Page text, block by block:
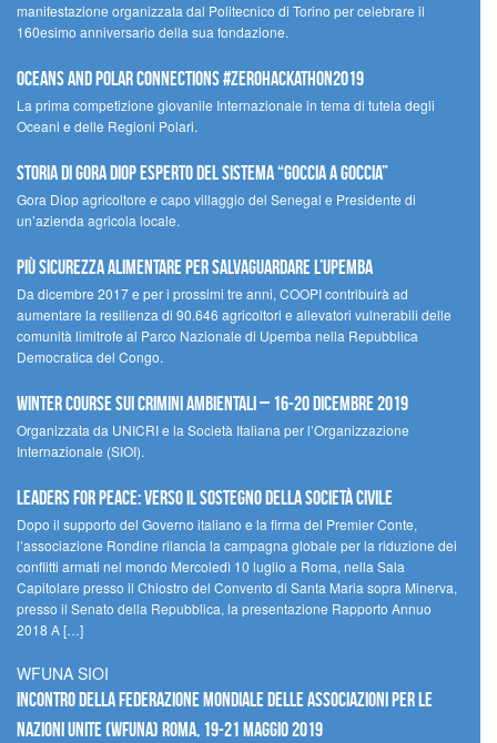
manifestazione organizzata dal Politecnico di Torino per celebrare il
160esimo anniversario della sua fondazione.
Oceans and Polar Connections #ZEROHackathon2019
La prima competizione giovanile Internazionale in tema di tutela degli
Oceani e delle Regioni Polari.
STORIA DI GORA DIOP ESPERTO DEL SISTEMA “GOCCIA A GOCCIA”
Gora Diop agricoltore e capo villaggio del Senegal e Presidente di
un’azienda agricola locale.
Più sicurezza alimentare per salvaguardare l’Upemba
Da dicembre 2017 e per i prossimi tre anni, COOPI contribuirà ad
aumentare la resilienza di 90.646 agricoltori e allevatori vulnerabili delle
comunità limitrofe al Parco Nazionale di Upemba nella Repubblica
Democratica del Congo.
Winter Course sui Crimini Ambientali – 16-20 Dicembre 2019
Organizzata da UNICRI e la Società Italiana per l’Organizzazione
Internazionale (SIOI).
Leaders for peace: verso il sostegno della società civile
Dopo il supporto del Governo italiano e la firma del Premier Conte,
l’associazione Rondine rilancia la campagna globale per la riduzione dei
conflitti armati nel mondo Mercoledì 10 luglio a Roma, nella Sala
Capitolare presso il Chiostro del Convento di Santa Maria sopra Minerva,
presso il Senato della Repubblica, la presentazione Rapporto Annuo
2018 A […]
WFUNA SIOI
Incontro della Federazione Mondiale delle Associazioni per le
Nazioni Unite (WFUNA) Roma, 19-21 maggio 2019